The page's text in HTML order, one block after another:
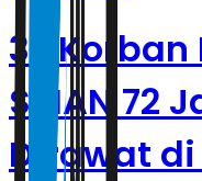
32
SMAN 72
Dirawat di